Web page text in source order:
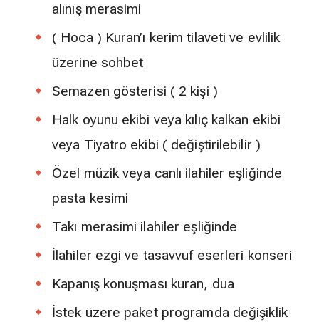
alınış merasimi
( Hoca ) Kuran’ı kerim tilaveti ve evlilik
üzerine sohbet
Semazen gösterisi ( 2 kişi )
Halk oyunu ekibi veya kılıç kalkan ekibi
veya Tiyatro ekibi ( değiştirilebilir )
Özel müzik veya canlı ilahiler eşliğinde
pasta kesimi
Takı merasimi ilahiler eşliğinde
İlahiler ezgi ve tasavvuf eserleri konseri
Kapanış konuşması kuran, dua
İstek üzere paket programda değişiklik